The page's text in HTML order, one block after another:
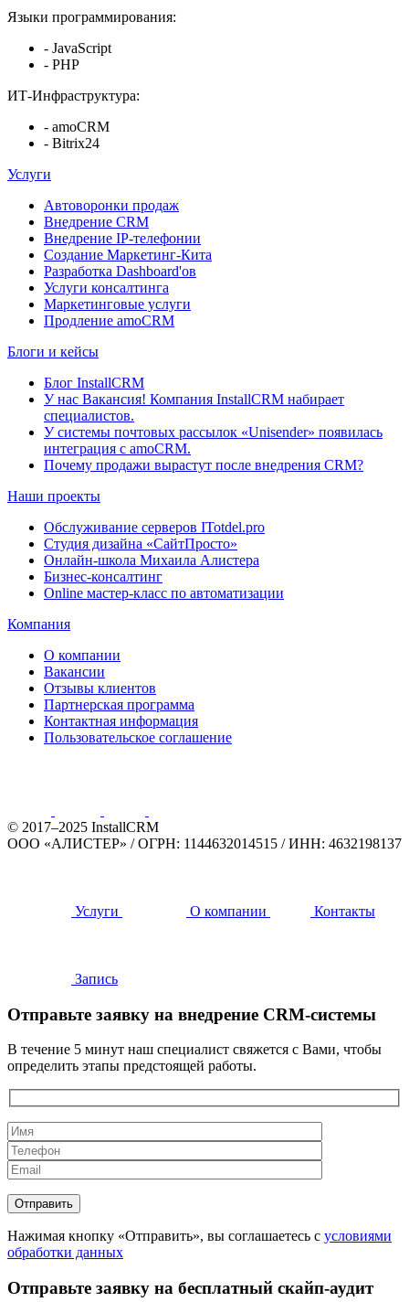
Языки программирования:
- JavaScript
- PHP
ИТ-Инфраструктура:
- amoCRM
- Bitrix24
Услуги
Автоворонки продаж
Внедрение CRM
Внедрение IP-телефонии
Создание Маркетинг-Кита
Разработка Dashboard'ов
Услуги консалтинга
Маркетинговые услуги
Продление amoCRM
Блоги и кейсы
Блог InstallCRM
У нас Вакансия! Компания InstallCRM набирает
специалистов.
У системы почтовых рассылок «Unisender» появилась
интеграция с amoCRM.
Почему продажи вырастут после внедрения CRM?
Наши проекты
Обслуживание серверов ITotdel.pro
Студия дизайна «СайтПросто»
Онлайн-школа Михаила Алистера
Бизнес-консалтинг
Online мастер-класс по автоматизации
Компания
О компании
Вакансии
Отзывы клиентов
Партнерская программа
Контактная информация
Пользовательское соглашение
© 2017–2025 InstallCRM
ООО «АЛИСТЕР» /ОГРН: 1144632014515 /ИНН: 4632198137
Услуги О компании Контакты
Запись
Отправьте заявку на внедрение CRM-системы
В течение 5 минут наш специалист свяжется с Вами, чтобы
определить этапы предстоящей работы.
Нажимая кнопку «Отправить», вы соглашаетесь с условиями
обработки данных
Отправьте заявку на бесплатный скайп-аудит